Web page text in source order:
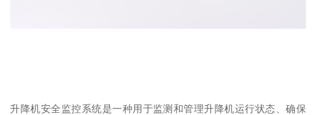
升降机安全监控系统是一种用于监测和管理升降机运行状态、确保